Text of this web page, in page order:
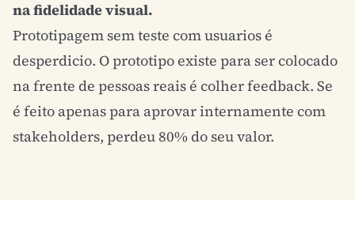
na fidelidade visual.
Prototipagem sem teste com usuarios é
desperdicio. O prototipo existe para ser colocado
na frente de pessoas reais é colher feedback. Se
é feito apenas para aprovar internamente com
stakeholders, perdeu 80% do seu valor.